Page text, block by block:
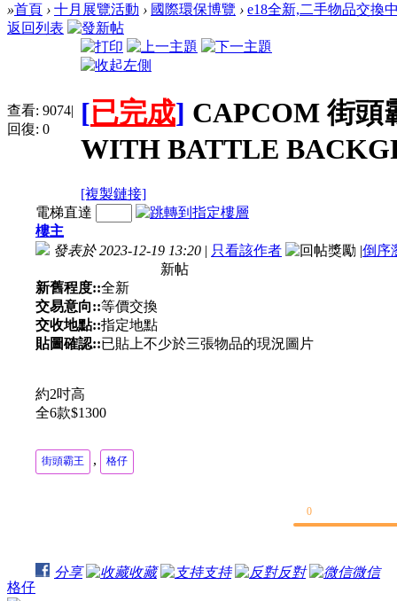
»首頁 › 十月展覽活動 › 國際環保博覽 › e18全新,二手物品交換
返回列表
查看: 9074|
回復: 0
[已完成] CAPCOM 街頭
WITH BATTLE
[複製鏈接]
格仔
電梯直達
樓主
發表於 2023-12-19 13:20 | 只看該作者 |倒序
新帖
新舊程度::全新
交易意向::等價交換
交收地點::指定地點
貼圖確認::已貼上不少於三張物品的現況圖片
約2吋高
全6款$1300
街頭霸王 , 格仔
0
分享 收藏 支持 反對 微信